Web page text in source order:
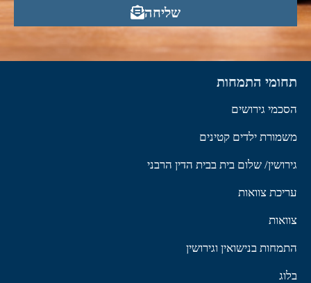
שליחה
תחומי התמחות
הסכמי גירושים
משמורת ילדים קטינים
גירושין/ שלום בית בבית הדין הרבני
עריכת צוואות
צוואות
התמחות בנישואין וגירושין
בלוג